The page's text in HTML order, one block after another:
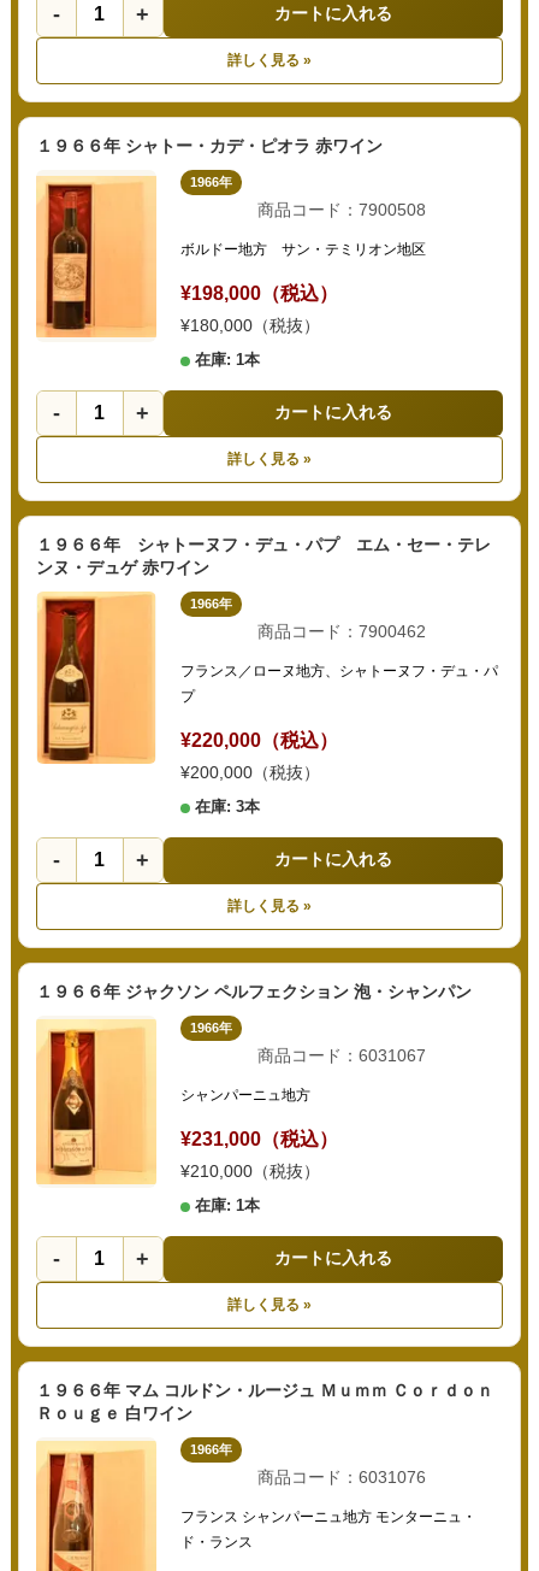
- + カートに入れる
詳しく見る »
１９６６年 シャトー・カデ・ピオラ 赤ワイン
1966年
商品コード：7900508
ボルドー地方 サン・テミリオン地区
¥198,000（税込）
¥180,000（税抜）
在庫: 1本
- + カートに入れる
詳しく見る »
１９６６年 シャトーヌフ・デュ・パプ エム・セー・テレ
ンヌ・デュゲ 赤ワイン
1966年
商品コード：7900462
フランス／ローヌ地方、シャトーヌフ・デュ・パ
プ
¥220,000（税込）
¥200,000（税抜）
在庫: 3本
- + カートに入れる
詳しく見る »
１９６６年 ジャクソン ペルフェクション 泡・シャンパン
1966年
商品コード：6031067
シャンパーニュ地方
¥231,000（税込）
¥210,000（税抜）
在庫: 1本
- + カートに入れる
詳しく見る »
１９６６年 マム コルドン・ルージュ Ｍｕｍｍ Ｃｏｒｄｏｎ
Ｒｏｕｇｅ 白ワイン
1966年
商品コード：6031076
フランス シャンパーニュ地方 モンターニュ・
ド・ランス